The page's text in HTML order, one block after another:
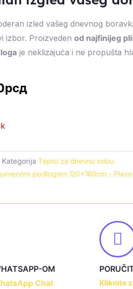
izled vašeg dnevnog
izbor. Proizveden od najfinijeg
je neklizajuća i ne propušta
рсд
Kategorija Tepisi za dnevnu sobu
podlogom 120x180cm -
OM
Chat
Kliknite